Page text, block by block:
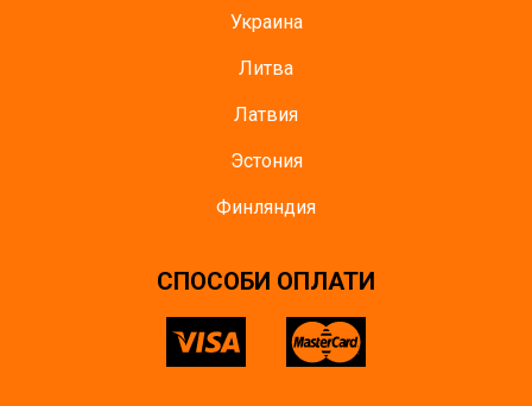
Украина
Литва
Латвия
Эстония
Финляндия
СПОСОБИ ОПЛАТИ